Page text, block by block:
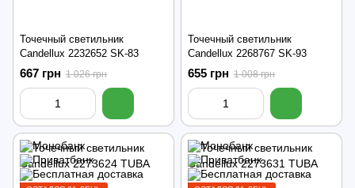
Точечный светильник
Candellux 2232652 SK-83
667 грн 1 026 грн
Точечный светильник
Candellux 2268767 SK-93
655 грн 1 008 грн